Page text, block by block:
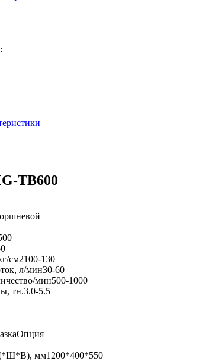
TB600
см2100-130
л/мин30-60
мин500-1000
тн.3.0-5.5
Опция
мм1200*400*550